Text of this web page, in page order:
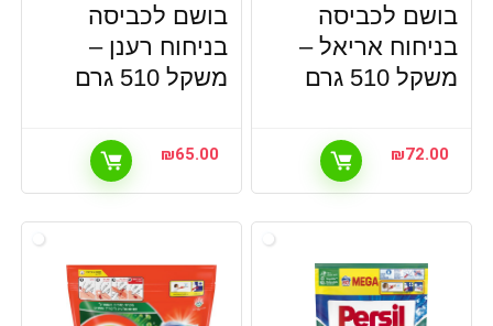
בושם לכביסה
בניחוח אריאל –
משקל 510 גרם
₪72.00
בושם לכביסה
בניחוח רענן –
משקל 510 גרם
₪65.00